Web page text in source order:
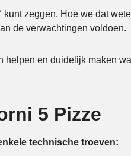
kunt zeggen. Hoe we dat
de verwachtingen voldoen.
en duidelijk maken
5 Pizze
technische troeven: